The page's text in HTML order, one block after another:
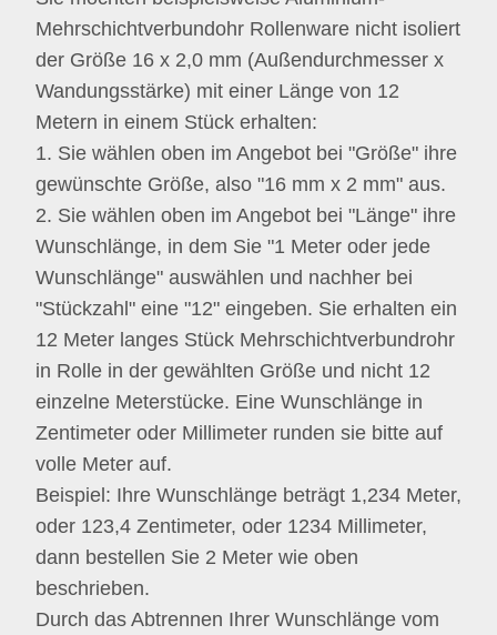
Mehrschichtverbundohr Rollenware nicht isoliert
der Größe 16 x 2,0 mm (Außendurchmesser x
Wandungsstärke) mit einer Länge von 12
Metern in einem Stück erhalten:
1. Sie wählen oben im Angebot bei "Größe" ihre
gewünschte Größe, also "16 mm x 2 mm" aus.
2. Sie wählen oben im Angebot bei "Länge" ihre
Wunschlänge, in dem Sie "1 Meter oder jede
Wunschlänge" auswählen und nachher bei
"Stückzahl" eine "12" eingeben. Sie erhalten ein
12 Meter langes Stück Mehrschichtverbundrohr
in Rolle in der gewählten Größe und nicht 12
einzelne Meterstücke. Eine Wunschlänge in
Zentimeter oder Millimeter runden sie bitte auf
volle Meter auf.
Beispiel: Ihre Wunschlänge beträgt 1,234 Meter,
oder 123,4 Zentimeter, oder 1234 Millimeter,
dann bestellen Sie 2 Meter wie oben
beschrieben.
Durch das Abtrennen Ihrer Wunschlänge vom